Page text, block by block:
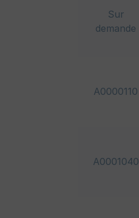
Sur
demande
A0000110
A0001040